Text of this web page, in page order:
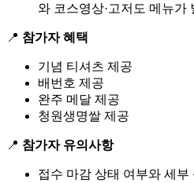
와 코스영상·고저도 메뉴가
📍 참가자 혜택
기념 티셔츠 제공
배번호 제공
완주 메달 제공
청원생명쌀 제공
📍 참가자 유의사항
접수 마감 상태 여부와 세부